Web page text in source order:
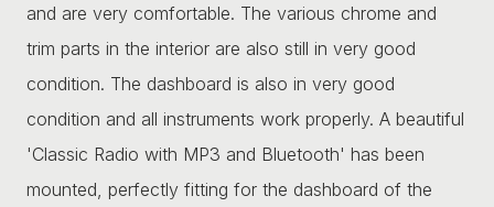
and are very comfortable. The various chrome and
trim parts in the interior are also still in very good
condition. The dashboard is also in very good
condition and all instruments work properly. A beautiful
'Classic Radio with MP3 and Bluetooth' has been
mounted, perfectly fitting for the dashboard of the